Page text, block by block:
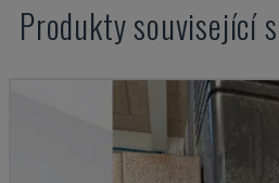
Produkty související s